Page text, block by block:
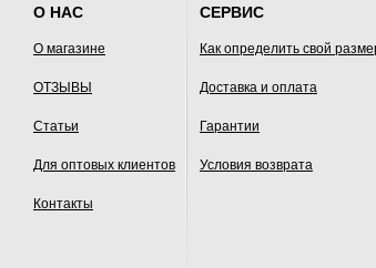
О НАС
О магазине
ОТЗЫВЫ
Статьи
Для оптовых клиентов
Контакты
СЕРВИС
Как определить свой
Доставка и оплата
Гарантии
Условия возврата